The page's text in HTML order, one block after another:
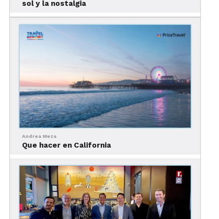
Ferrari con piezas de LEGO y después podrán
competir contra otros visitantes en sus tres pistas
dispoibles.
temáticos de California, puedes visitarel sitio
oficialde LEGOLAND.
Novedades en California para
sol y la nostalgia
Andrea Meza
Que hacer en California